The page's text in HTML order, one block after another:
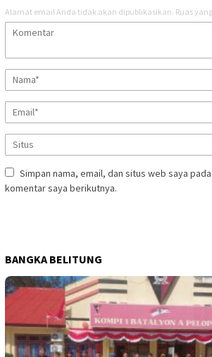
Alamat email Anda tidak akan dipublikasikan. Ruas
Simpan nama, email, dan situs web saya
komentar saya berikutnya.
BANGKA BELITUNG